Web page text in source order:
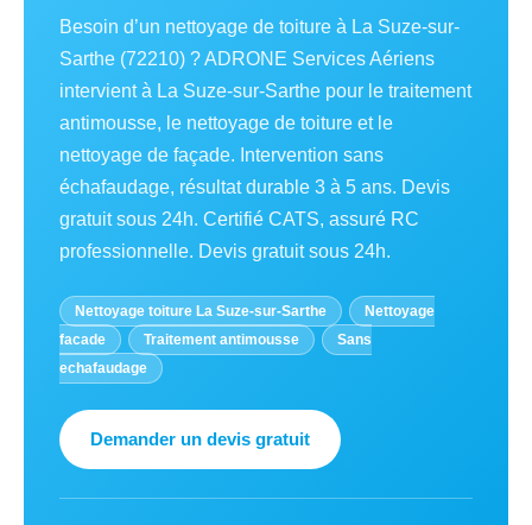
Besoin d’un nettoyage de toiture à La Suze-sur-
Sarthe (72210) ? ADRONE Services Aériens
intervient à La Suze-sur-Sarthe pour le traitement
antimousse, le nettoyage de toiture et le
nettoyage de façade. Intervention sans
échafaudage, résultat durable 3 à 5 ans. Devis
gratuit sous 24h. Certifié CATS, assuré RC
professionnelle. Devis gratuit sous 24h.
Nettoyage toiture La Suze-sur-Sarthe
Nettoyage
facade
Traitement antimousse
Sans
echafaudage
Demander un devis gratuit